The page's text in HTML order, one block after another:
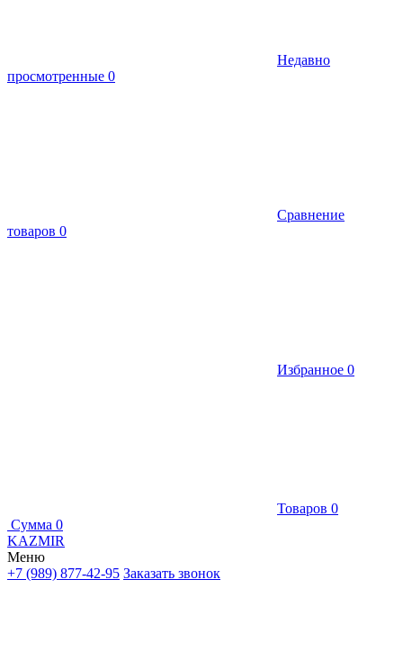
Недавно
просмотренные 0
Сравнение
товаров 0
Избранное 0
Товаров 0
Сумма 0
KAZMIR
Меню
+7 (989) 877-42-95 Заказать звонок